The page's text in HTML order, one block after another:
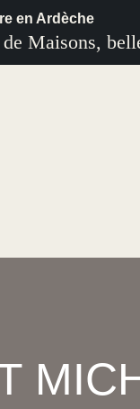
en Ardèche
Maisons,